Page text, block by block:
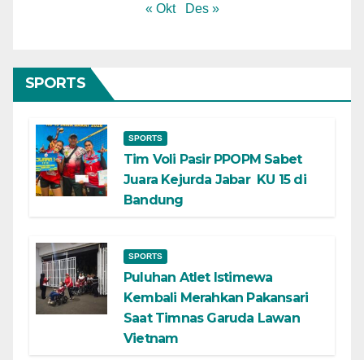
« Okt Des »
SPORTS
SPORTS
Tim Voli Pasir PPOPM Sabet
Juara Kejurda Jabar KU 15 di
Bandung
SPORTS
Puluhan Atlet Istimewa
Kembali Merahkan Pakansari
Saat Timnas Garuda Lawan
Vietnam